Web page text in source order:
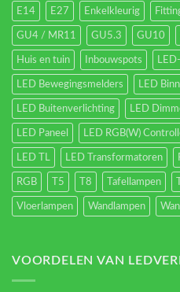
E14 E27 Enkelkleurig
GU4 / MR11 GU5.3 GU10
Huis en tuin Inbouwspots
LED Bewegingsmelders LED
LED Buitenverlichting LED
LED Paneel LED RGB(W)
LED TL LED Transformatoren
RGB T5 T8 Tafellampen
Vloerlampen Wandlampen
VOORDELEN VAN